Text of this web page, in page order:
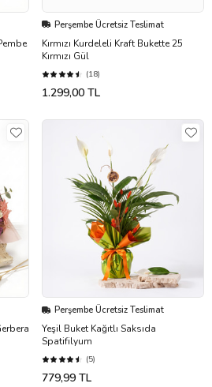
Perşembe Ücretsiz Teslimat
Kırmızı Kurdeleli Kraft Bukette 25
Kırmızı Gül
(18)
1.299,00 TL
Perşembe Ücretsiz Teslimat
Yeşil Buket Kağıtlı Saksıda
Spatifilyum
(5)
779,99 TL